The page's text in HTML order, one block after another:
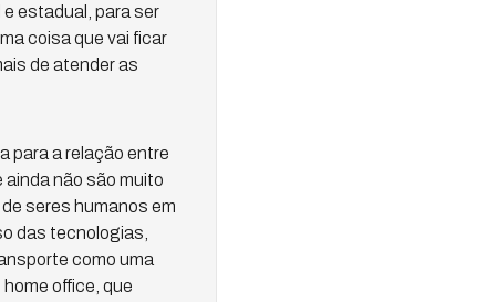
estadual, para ser
coisa que vai ficar
de atender as
para a relação entre
ainda não são muito
seres humanos em
das tecnologias,
como uma
office, que